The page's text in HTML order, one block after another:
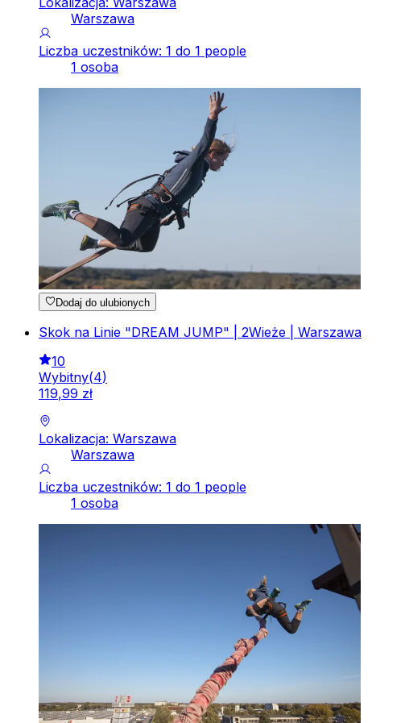
Warszawa
Liczba uczestników: 1 do 1 people
1 osoba
Dodaj do ulubionych
Skok na Linie "DREAM JUMP" | 2Wieże | Warszawa
10
Wybitny(4)
119,99 zł
Lokalizacja: Warszawa
Warszawa
Liczba uczestników: 1 do 1 people
1 osoba